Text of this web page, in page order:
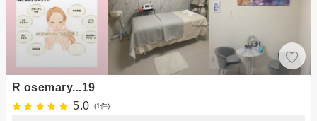
R osemary...19
5.0
(1件)